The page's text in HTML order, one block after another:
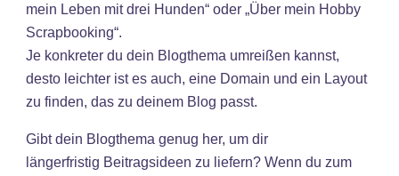
mein Leben mit drei Hunden“ oder „Über mein Hobby
Scrapbooking“.
Je konkreter du dein Blogthema umreißen kannst,
desto leichter ist es auch, eine Domain und ein Layout
zu finden, das zu deinem Blog passt.
Gibt dein Blogthema genug her, um dir
längerfristig Beitragsideen zu liefern? Wenn du zum